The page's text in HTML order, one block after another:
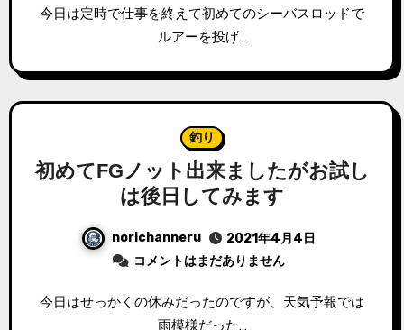
今日は定時で仕事を終えて初めてのシーバスロッドで
ルアーを投げ…
釣り
初めてFGノット出来ましたがお試し
は後日してみます
norichanneru
2021年4月4日
コメントはまだありません
今日はせっかくの休みだったのですが、天気予報では
雨模様だった…